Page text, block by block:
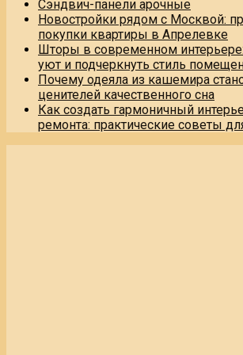
Сэндвич-панели арочные
Новостройки рядом с Москвой:
покупки квартиры в Апрелевке
Шторы в современном
уют и подчеркнуть стиль
Почему одеяла из кашемира
ценителей качественного сна
Как создать гармоничный
ремонта: практические советы